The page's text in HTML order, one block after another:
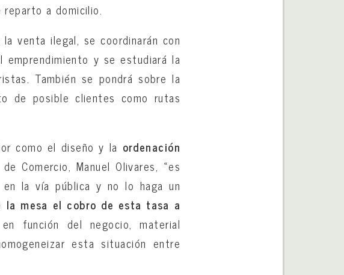
a domicilio.
venta ilegal, se coordinarán con
y se estudiará la
También se pondrá sobre la
de posible clientes como rutas
como el diseño y la ordenación
Comercio, Manuel Olivares, «es
la vía pública y no lo haga un
la mesa el cobro de esta tasa a
función del negocio, material
esta situación entre